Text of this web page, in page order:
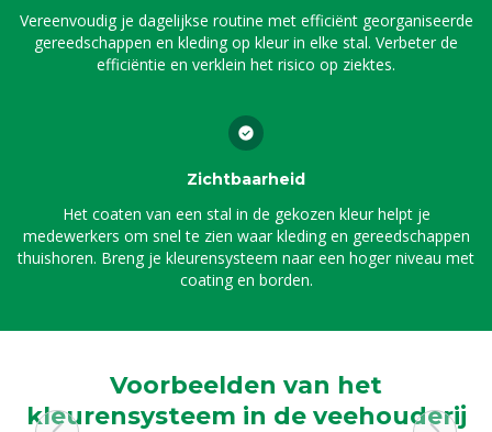
Vereenvoudig je dagelijkse routine met efficiënt georganiseerde
gereedschappen en kleding op kleur in elke stal. Verbeter de
efficiëntie en verklein het risico op ziektes.
Zichtbaarheid
Het coaten van een stal in de gekozen kleur helpt je
medewerkers om snel te zien waar kleding en gereedschappen
thuishoren. Breng je kleurensysteem naar een hoger niveau met
coating en borden.
Voorbeelden van het
kleurensysteem in de veehouderij